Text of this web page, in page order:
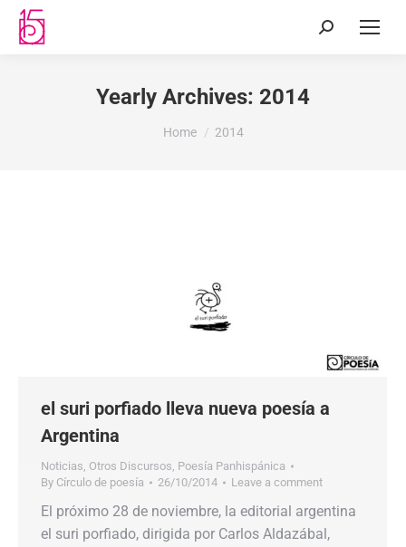
Yearly Archives: 2014
You are here:
Home 2014
el suri porfiado lleva nueva poesía a
Argentina
Noticias, Otros Discursos, Poesía Panhispánica
By Círculo de poesía 26/10/2014 Leave a comment
El próximo 28 de noviembre, la editorial argentina
el suri porfiado, dirigida por Carlos Aldazábal,